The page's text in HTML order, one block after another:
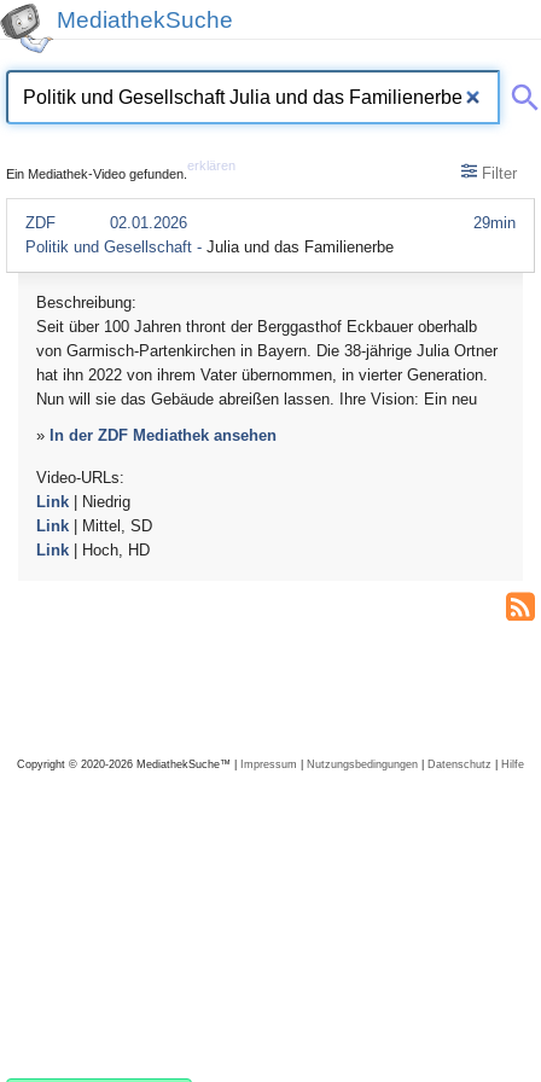
MediathekSuche
Ein Mediathek-Video gefunden.
erklären Filter
29min
ZDF
02.01.2026
Politik und Gesellschaft - Julia und das Familienerbe
Beschreibung:
Seit über 100 Jahren thront der Berggasthof Eckbauer oberhalb
von Garmisch-Partenkirchen in Bayern. Die 38-jährige Julia Ortner
hat ihn 2022 von ihrem Vater übernommen, in vierter Generation.
Nun will sie das Gebäude abreißen lassen. Ihre Vision: Ein neu
» In der ZDF Mediathek ansehen
Video-URLs:
Link | Niedrig
Link | Mittel, SD
Link | Hoch, HD
Copyright © 2020-2026 MediathekSuche™ | Impressum | Nutzungsbedingungen | Datenschutz | Hilfe